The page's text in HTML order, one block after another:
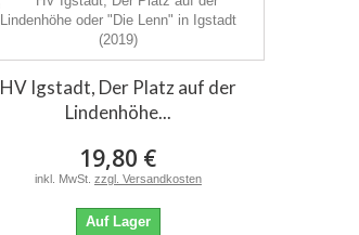
HV Igstadt, Der Platz auf der
Lindenhöhe...
19,80 €
inkl. MwSt. zzgl. Versandkosten
Auf Lager